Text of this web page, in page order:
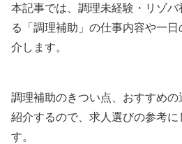
本記事では、調理未経験・リゾ
る「調理補助」の仕事内容や一
介します。
調理補助のきつい点、おすすめの
紹介するので、求人選びの参考
す。